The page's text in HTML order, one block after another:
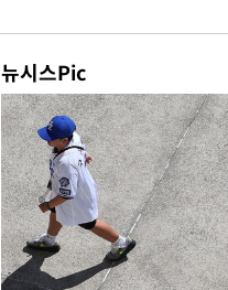
뉴시스Pic